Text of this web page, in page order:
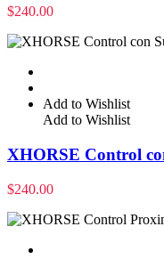
$240.00
Add to Wishlist
Add to Wishlist
XHORSE Control
$240.00